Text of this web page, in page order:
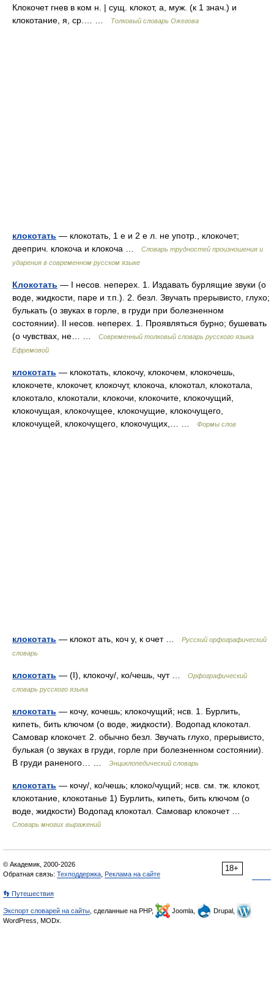
Клокочет гнев в ком н. | сущ. клокот, а, муж. (к 1 знач.) и
клокотание, я, ср.… …
Толковый словарь Ожегова
клокотать — клокотать, 1 е и 2 е л. не употр., клокочет;
дееприч. клокоча и клокоча …
Словарь трудностей произношения и
ударения в современном русском языке
Клокотать — I несов. неперех. 1. Издавать бурлящие звуки (о
воде, жидкости, паре и т.п.). 2. безл. Звучать прерывисто, глухо;
булькать (о звуках в горле, в груди при болезненном
состоянии). II несов. неперех. 1. Проявляться бурно; бушевать
(о чувствах, не… …
Современный толковый словарь русского языка
Ефремовой
клокотать — клокотать, клокочу, клокочем, клокочешь,
клокочете, клокочет, клокочут, клокоча, клокотал, клокотала,
клокотало, клокотали, клокочи, клокочите, клокочущий,
клокочущая, клокочущее, клокочущие, клокочущего,
клокочущей, клокочущего, клокочущих,… …
Формы слов
клокотать — клокот ать, коч у, к очет …
Русский орфографический
словарь
клокотать — (I), клокочу/, ко/чешь, чут …
Орфографический
словарь русского языка
клокотать — кочу, кочешь; клокочущий; нсв. 1. Бурлить,
кипеть, бить ключом (о воде, жидкости). Водопад клокотал.
Самовар клокочет. 2. обычно безл. Звучать глухо, прерывисто,
булькая (о звуках в груди, горле при болезненном состоянии).
В груди раненого… …
Энциклопедический словарь
клокотать — кочу/, ко/чешь; клоко/чущий; нсв. см. тж. клокот,
клокотание, клокотанье 1) Бурлить, кипеть, бить ключом (о
воде, жидкости) Водопад клокотал. Самовар клокочет …
Словарь многих выражений
18+
© Академик, 2000-2026
Обратная связь: Техподдержка Реклама на сайте
👣 Путешествия
Экспорт словарей на сайты , сделанные на PHP, Joomla,
Drupal,
WordPress, MODx.